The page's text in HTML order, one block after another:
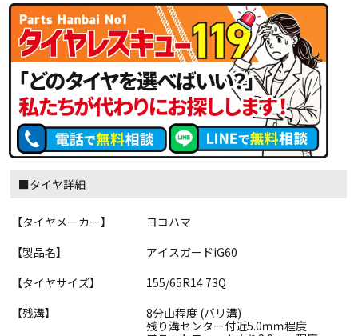
■タイヤ詳細
【タイヤメーカー】
ヨコハマ
【製品名】
アイスガードiG60
【タイヤサイズ】
155/65R14 73Q
【残溝】
8分山程度 (バリ溝)
残り溝センター付近5.0ｍｍ程度